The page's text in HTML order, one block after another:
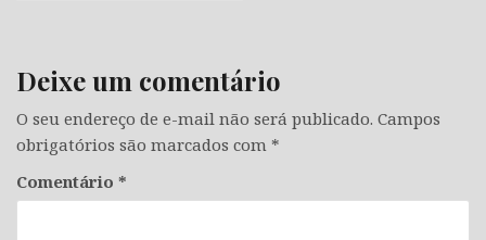
Deixe um comentário
O seu endereço de e-mail não será publicado. Campos
obrigatórios são marcados com *
Comentário *